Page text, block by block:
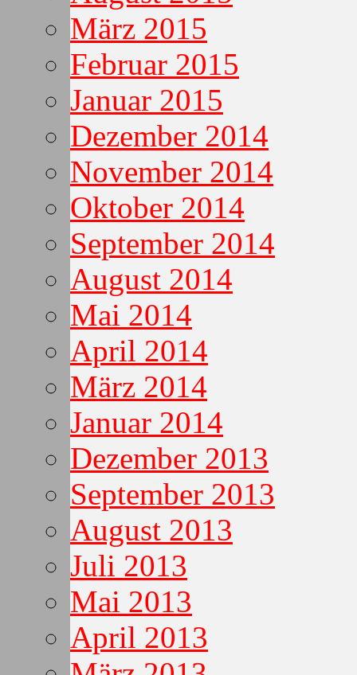
März 2015
Februar 2015
Januar 2015
Dezember 2014
November 2014
Oktober 2014
September 2014
August 2014
Mai 2014
April 2014
März 2014
Januar 2014
Dezember 2013
September 2013
August 2013
Juli 2013
Mai 2013
April 2013